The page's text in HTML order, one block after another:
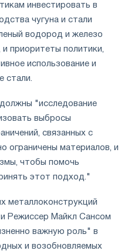
инвестировать в
чугуна и стали
водород и железо
приоритеты политики,
использование и
стали.
"исследование
выбросы
связанных с
ограничены материалов, и
чтобы помочь
этот подход."
металлоконструкций
Режиссер Майкл Сансом
важную роль" в
и возобновляемых